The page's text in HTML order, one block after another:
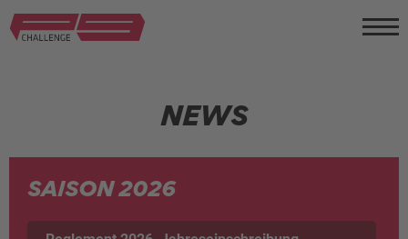
NEWS
SAISON 2026